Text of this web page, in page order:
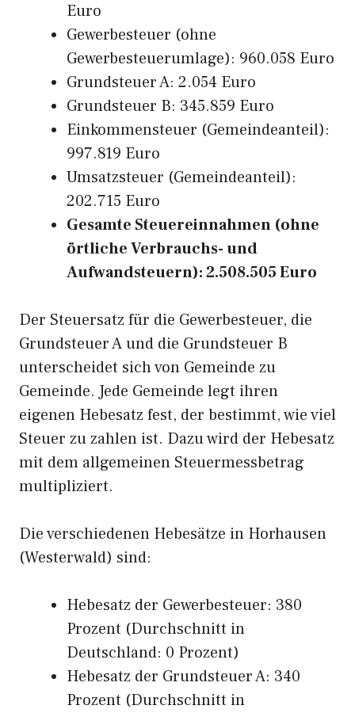
Euro
Gewerbesteuer (ohne
Gewerbesteuerumlage): 960.058 Euro
Grundsteuer A: 2.054 Euro
Grundsteuer B: 345.859 Euro
Einkommensteuer (Gemeindeanteil):
997.819 Euro
Umsatzsteuer (Gemeindeanteil):
202.715 Euro
Gesamte Steuereinnahmen (ohne
örtliche Verbrauchs- und
Aufwandsteuern): 2.508.505 Euro
Der Steuersatz für die Gewerbesteuer, die
Grundsteuer A und die Grundsteuer B
unterscheidet sich von Gemeinde zu
Gemeinde. Jede Gemeinde legt ihren
eigenen Hebesatz fest, der bestimmt, wie viel
Steuer zu zahlen ist. Dazu wird der Hebesatz
mit dem allgemeinen Steuermessbetrag
multipliziert.
Die verschiedenen Hebesätze in Horhausen
(Westerwald) sind:
Hebesatz der Gewerbesteuer: 380
Prozent (Durchschnitt in
Deutschland: 0 Prozent)
Hebesatz der Grundsteuer A: 340
Prozent (Durchschnitt in